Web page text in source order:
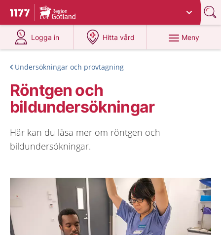
Till startsidan för 1177
Du har valt region
Logga in
på 1177.se
Hitta vård
på 1177.se
Meny
Undersökningar och provtagning
Röntgen och
bildundersökningar
Här kan du läsa mer om röntgen och
bildundersökningar.